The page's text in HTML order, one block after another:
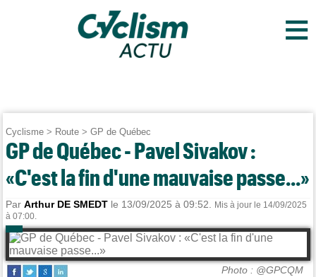
≡
Cyclisme > Route >GP de Québec
GP de Québec - Pavel Sivakov :
«C'est la fin d'une mauvaise passe...»
ParArthur DE SMEDT le 13/09/2025 à 09:52.
Mis à jour le 14/09/2025
à 07:00.
Photo : @GPCQM